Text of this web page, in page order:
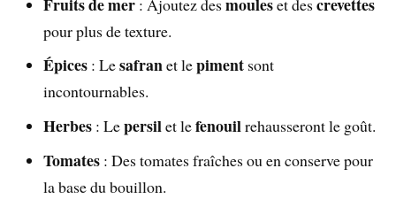
pour plus de texture.
Épices : Lesafranet lepiment sont
incontournables.
Herbes : Lepersilet lefenouilrehausseront le goût.
Tomates : Des tomates fraîches ou en conserve pour
la base du bouillon.